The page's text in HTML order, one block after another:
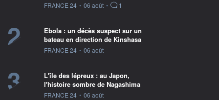
information fournie par
FRANCE 24 • 06 août • 1
2
Ebola : un décès suspect sur un
bateau en direction de Kinshasa
information fournie par
FRANCE 24 • 06 août
3
L'île des lépreux : au Japon,
l'histoire sombre de Nagashima
information fournie par
FRANCE 24 • 06 août